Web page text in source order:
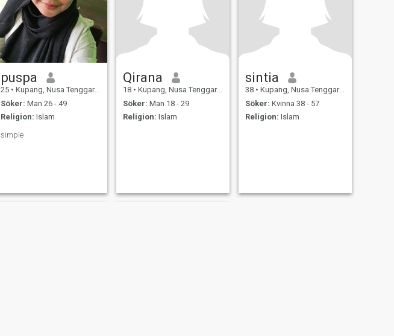
puspa
25 • Kupang, Nusa Tenggara Timur, Indonesien
Söker: Man 26 - 49
Religion: Islam
simple
Qirana
18 • Kupang, Nusa Tenggara Timur, Indonesien
Söker: Man 18 - 29
Religion: Islam
sintia
38 • Kupang, Nusa Tenggara Timur, Indonesien
Söker: Kvinna 38 - 57
Religion: Islam